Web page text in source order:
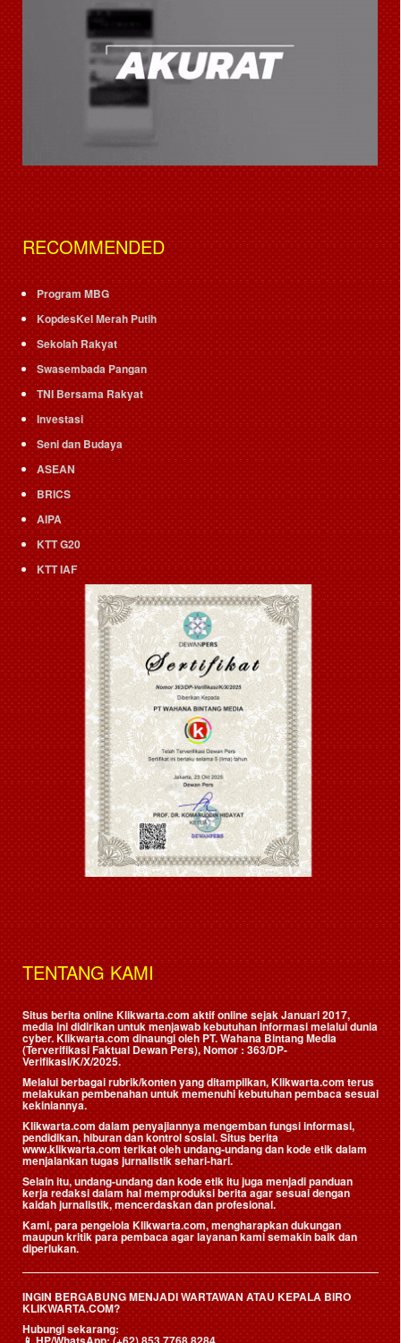
RECOMMENDED
Program MBG
KopdesKel Merah Putih
Sekolah Rakyat
Swasembada Pangan
TNI Bersama Rakyat
Investasi
Seni dan Budaya
ASEAN
BRICS
AIPA
KTT G20
KTT IAF
TENTANG KAMI
Situs berita online Klikwarta.com aktif online sejak Januari 2017,
media ini didirikan untuk menjawab kebutuhan informasi melalui dunia
cyber. Klikwarta.com dinaungi oleh PT. Wahana Bintang Media
(Terverifikasi Faktual Dewan Pers), Nomor : 363/DP-
Verifikasi/K/X/2025.
Melalui berbagai rubrik/konten yang ditampilkan, Klikwarta.com terus
melakukan pembenahan untuk memenuhi kebutuhan pembaca sesuai
kekiniannya.
Klikwarta.com dalam penyajiannya mengemban fungsi informasi,
pendidikan, hiburan dan kontrol sosial. Situs berita
www.klikwarta.com terikat oleh undang-undang dan kode etik dalam
menjalankan tugas jurnalistik sehari-hari.
Selain itu, undang-undang dan kode etik itu juga menjadi panduan
kerja redaksi dalam hal memproduksi berita agar sesuai dengan
kaidah jurnalistik, mencerdaskan dan profesional.
Kami, para pengelola Klikwarta.com, mengharapkan dukungan
maupun kritik para pembaca agar layanan kami semakin baik dan
diperlukan.
INGIN BERGABUNG MENJADI WARTAWAN ATAU KEPALA BIRO
KLIKWARTA.COM?
Hubungi sekarang: